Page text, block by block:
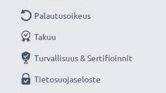
★3 vuoden takuu
Olemme vuonna 2004 perustettu
verkkokauppa, joka tarjoaa
siksi tarjoamme 36 kuukauden
Palautusoikeus
Takuu
Turvallisuus & Sertifioinnit
Tietosuojaseloste